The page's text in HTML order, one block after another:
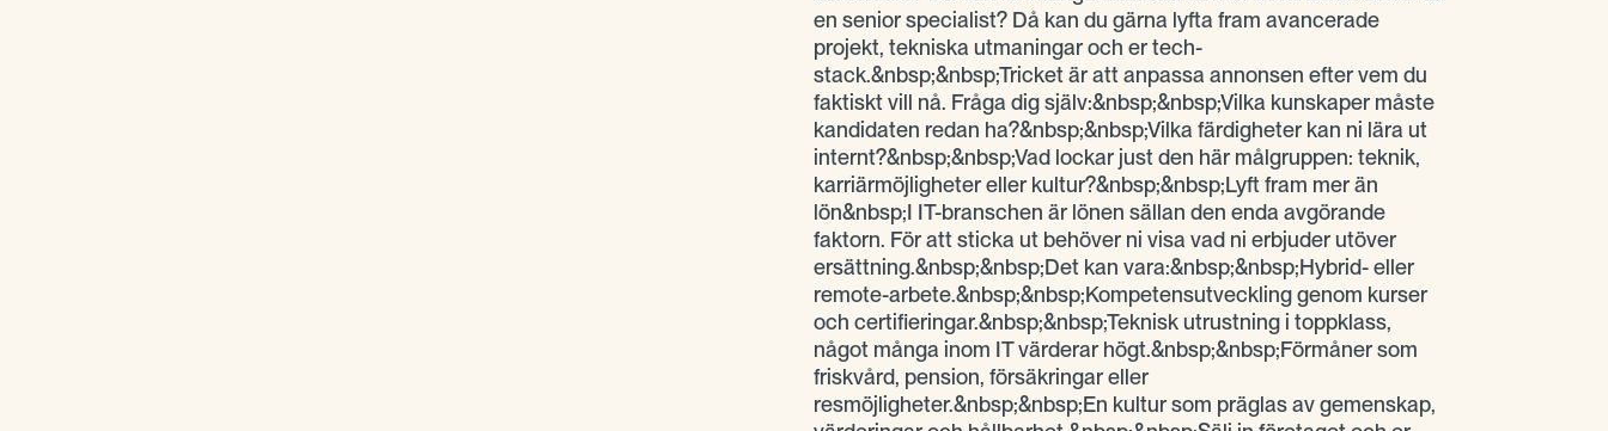
en senior specialist? Då kan du gärna lyfta fram avancerade
projekt, tekniska utmaningar och er tech-
stack.&nbsp;&nbsp;Tricket är att anpassa annonsen efter vem du
faktiskt vill nå. Fråga dig själv:&nbsp;&nbsp;Vilka kunskaper måste
kandidaten redan ha?&nbsp;&nbsp;Vilka färdigheter kan ni lära ut
internt?&nbsp;&nbsp;Vad lockar just den här målgruppen: teknik,
karriärmöjligheter eller kultur?&nbsp;&nbsp;Lyft fram mer än
lön&nbsp;I IT-branschen är lönen sällan den enda avgörande
faktorn. För att sticka ut behöver ni visa vad ni erbjuder utöver
ersättning.&nbsp;&nbsp;Det kan vara:&nbsp;&nbsp;Hybrid- eller
remote-arbete.&nbsp;&nbsp;Kompetensutveckling genom kurser
och certifieringar.&nbsp;&nbsp;Teknisk utrustning i toppklass,
något många inom IT värderar högt.&nbsp;&nbsp;Förmåner som
friskvård, pension, försäkringar eller
resmöjligheter.&nbsp;&nbsp;En kultur som präglas av gemenskap,